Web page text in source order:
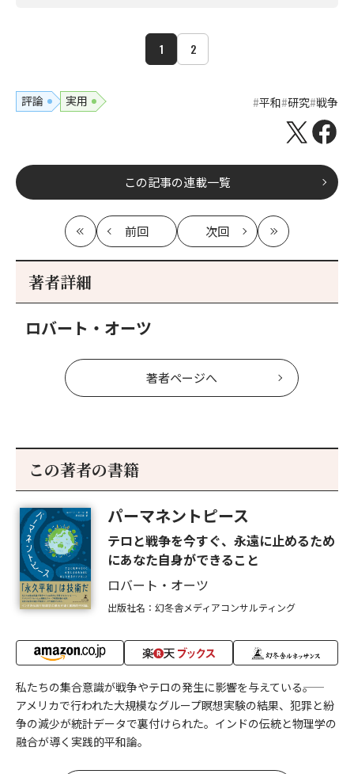
1 2
評論 実用 平和 研究 戦争
この記事の連載一覧
最
初
前回
記
次回
記
最
新
著者詳細
ロバート・オーツ
著者ページへ
この著者の書籍
パーマネントピース
テロと戦争を今すぐ、永遠に止めるため
にあなた自身ができること
ロバート・オーツ
出版社名：幻冬舎メディアコンサルティング
私たちの集合意識が戦争やテロの発生に影響を与えている――。
アメリカで行われた大規模なグループ瞑想実験の結果、犯罪と紛
争の減少が統計データで裏付けられた。インドの伝統と物理学の
融合が導く実践的平和論。